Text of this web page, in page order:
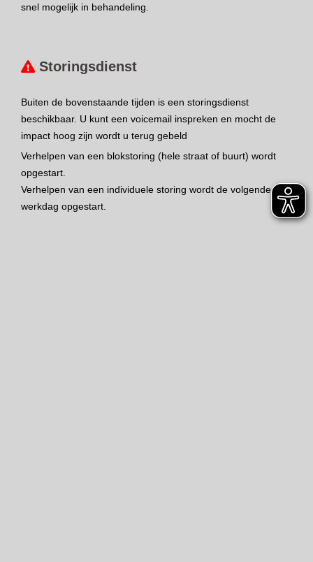
snel mogelijk in behandeling.
Storingsdienst
Buiten de bovenstaande tijden is een storingsdienst
beschikbaar. U kunt een voicemail inspreken en mocht de
impact hoog zijn wordt u terug gebeld
Verhelpen van een blokstoring (hele straat of buurt) wordt
opgestart.
Verhelpen van een individuele storing wordt de volgende
werkdag opgestart.